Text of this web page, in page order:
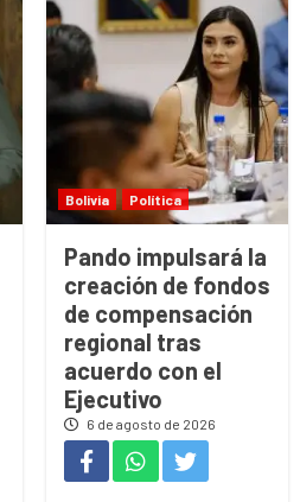
Bolivia Política
Pando impulsará la
creación de fondos
de compensación
regional tras
acuerdo con el
Ejecutivo
6 de agosto de 2026